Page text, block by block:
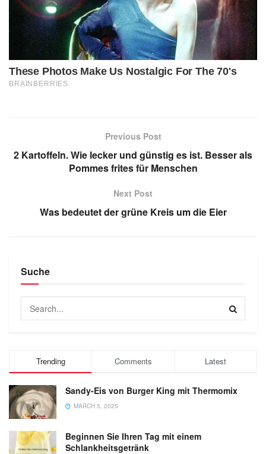
Previous Post
2 Kartoffeln. Wie lecker und günstig es ist. Besser als
Pommes frites für Menschen
Next Post
Was bedeutet der grüne Kreis um die Eier
Suche
Trending Comments Latest
Sandy-Eis von Burger King mit Thermomix
MARCH 5, 2025
Beginnen Sie Ihren Tag mit einem
Schlankheitsgetränk